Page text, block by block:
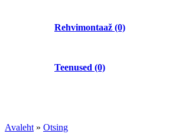
Rehvimontaaž (0)
Teenused (0)
Avaleht » Otsing